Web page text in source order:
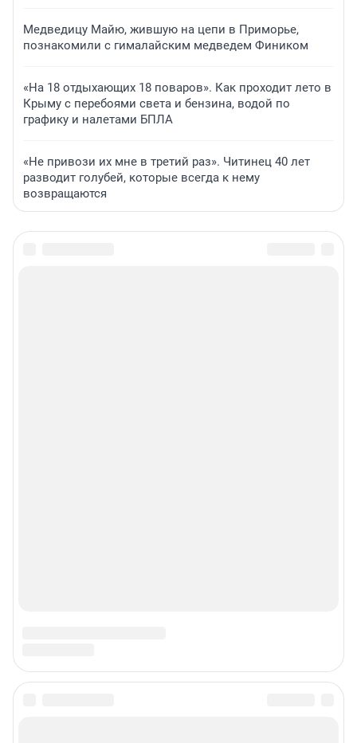
Медведицу Майю, жившую на цепи в Приморье,
познакомили с гималайским медведем Фиником
«На 18 отдыхающих 18 поваров». Как проходит лето в
Крыму с перебоями света и бензина, водой по
графику и налетами БПЛА
«Не привози их мне в третий раз». Читинец 40 лет
разводит голубей, которые всегда к нему
возвращаются